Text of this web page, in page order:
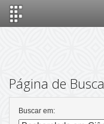
Página de Busca
Buscar em: